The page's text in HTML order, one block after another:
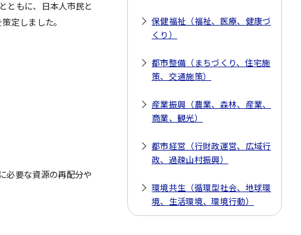
ともに、日本人市民と
定しました。
必要な資源の再配分や
保健福祉（福祉、医療、健康づ
くり）
都市整備（まちづくり、住宅施
策、交通施策）
産業振興（農業、森林、産業、
商業、観光）
都市経営（行財政運営、広域行
政、過疎山村振興）
環境共生（循環型社会、地球環
境、生活環境、環境行動）